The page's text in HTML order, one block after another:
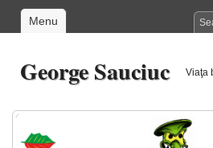
Menu
George Sauciuc Viaţa